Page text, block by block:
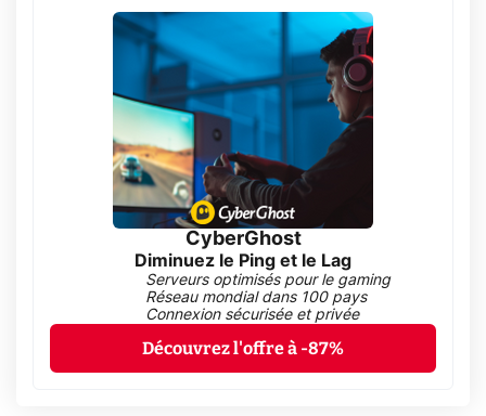
CyberGhost
Diminuez le Ping et le Lag
Serveurs optimisés pour le gaming
Réseau mondial dans 100 pays
Connexion sécurisée et privée
Découvrez l'offre à -87%